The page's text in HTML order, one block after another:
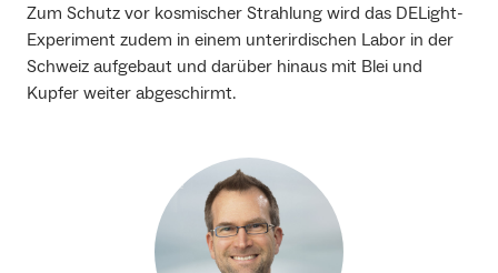
Zum Schutz vor kosmischer Strahlung wird das DELight-
Experiment zudem in einem unterirdischen Labor in der
Schweiz aufgebaut und darüber hinaus mit Blei und
Kupfer weiter abgeschirmt.